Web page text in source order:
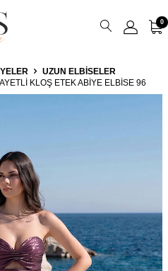
0
UZUN ELBISELER
KLOŞ ETEK ABIYE ELBISE 96